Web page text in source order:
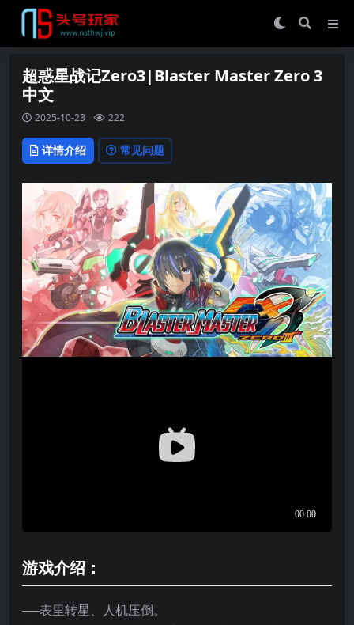
超惑星战记Zero3|Blaster Master Zero 3
中文
2025-10-23 222
详情介绍 常见问题
游戏介绍：
──表里转星、人机压倒。